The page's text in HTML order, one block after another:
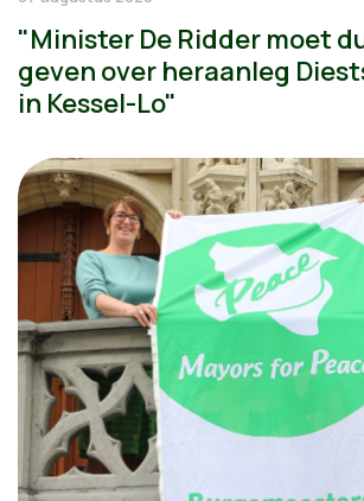
"Minister De Ridder moet
geven over heraanleg
in Kessel-Lo"